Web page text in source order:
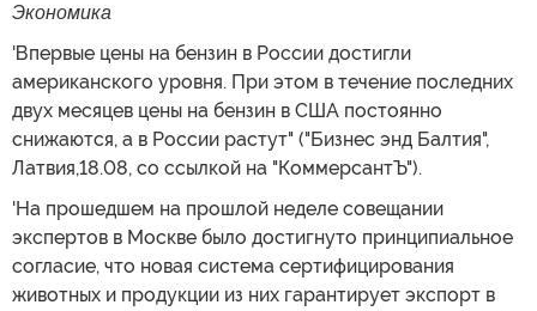
Экономика
'Впервые цены на бензин в России достигли
американского уровня. При этом в течение последних
двух месяцев цены на бензин в США постоянно
снижаются, а в России растут" ("Бизнес энд Балтия",
Латвия,18.08, со ссылкой на "КоммерсантЪ").
'На прошедшем на прошлой неделе совещании
экспертов в Москве было достигнуто принципиальное
согласие, что новая система сертифицирования
животных и продукции из них гарантирует экспорт в